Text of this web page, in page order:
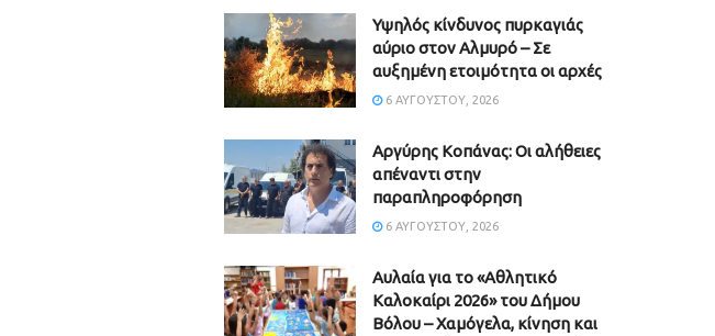
Υψηλός κίνδυνος πυρκαγιάς
αύριο στον Αλμυρό – Σε
αυξημένη ετοιμότητα οι αρχές
6 ΑΥΓΟΎΣΤΟΥ, 2026
Aργύρης Κοπάνας: Οι αλήθειες
απέναντι στην
παραπληροφόρηση
6 ΑΥΓΟΎΣΤΟΥ, 2026
Αυλαία για το «Αθλητικό
Καλοκαίρι 2026» του Δήμου
Βόλου – Χαμόγελα, κίνηση και